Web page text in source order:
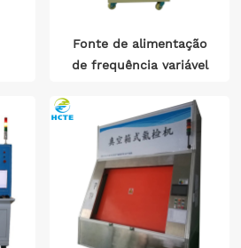
Fonte de alimentação
de frequência variável